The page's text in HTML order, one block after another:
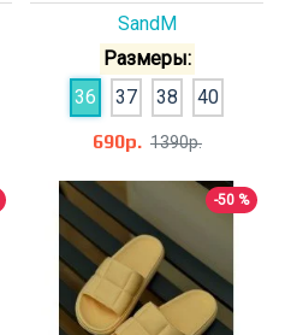
SandM
Размеры:
36
37 38
40
690р. 1390р.
-50 %